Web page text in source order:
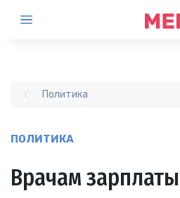
Политика
ПОЛИТИКА
Врачам